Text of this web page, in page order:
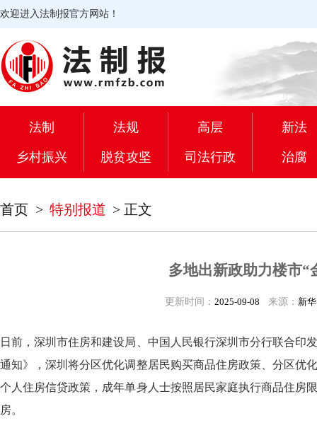
欢迎进入法制报官方网站！
法制 法规 高层 新法
乡村振兴 脱贫攻坚 司法行政 治腐
首页 > 特别报道 > 正文
多地出新政助力楼市“
更新时间： 2025-09-08 来源： 新
日前，深圳市住房和建设局、中国人民银行深圳市分行联合印
通知》，深圳将分区优化调整居民购买商品住房政策、分区优
个人住房信贷政策，成年单身人士按照居民家庭执行商品住房
房。